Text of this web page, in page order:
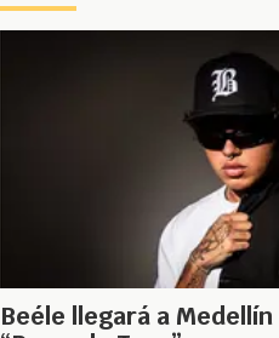
Beéle llegará a